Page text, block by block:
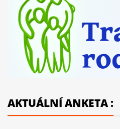
AKTUÁLNÍ ANKETA :